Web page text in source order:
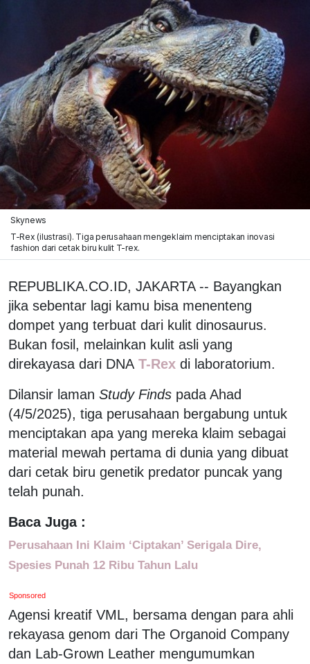
Skynews
T-Rex (ilustrasi). Tiga perusahaan mengeklaim menciptakan inovasi
fashion dari cetak biru kulit T-rex.
REPUBLIKA.CO.ID, JAKARTA -- Bayangkan
jika sebentar lagi kamu bisa menenteng
dompet yang terbuat dari kulit dinosaurus.
Bukan fosil, melainkan kulit asli yang
direkayasa dari DNA T-Rex di laboratorium.
Dilansir laman Study Finds pada Ahad
(4/5/2025), tiga perusahaan bergabung untuk
menciptakan apa yang mereka klaim sebagai
material mewah pertama di dunia yang dibuat
dari cetak biru genetik predator puncak yang
telah punah.
Baca Juga :
Perusahaan Ini Klaim ‘Ciptakan’ Serigala Dire,
Spesies Punah 12 Ribu Tahun Lalu
Sponsored
Agensi kreatif VML, bersama dengan para ahli
rekayasa genom dari The Organoid Company
dan Lab-Grown Leather mengumumkan